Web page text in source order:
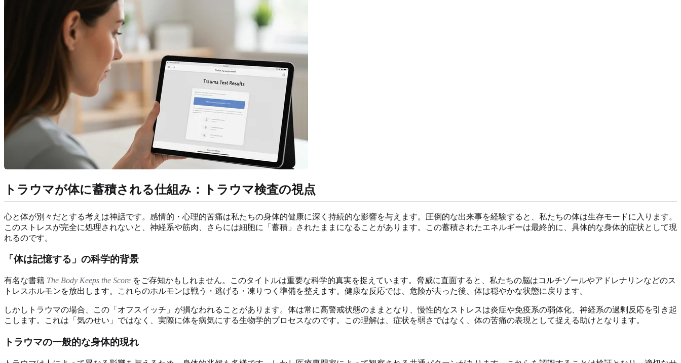
トラウマが体に蓄積される仕組み：トラウマ検査の視点
心と体が別々だとする考えは神話です。感情的・心理的苦痛は私たちの身体的健康に深く持続的な影響を与えます。圧倒的な出来事を経験すると、私たちの体は生存モードに入ります。
このストレスが完全に処理されないと、神経系や筋肉、さらには細胞に「蓄積」されたままになることがあります。この蓄積されたエネルギーは最終的に、具体的な身体的症状として現
れるのです。
「体は記憶する」の科学的背景
有名な書籍 The Body Keeps the Score をご存知かもしれません。このタイトルは重要な科学的真実を捉えています。脅威に直面すると、私たちの脳はコルチゾールやアドレナリンなどのス
トレスホルモンを放出します。これらのホルモンは戦う・逃げる・凍りつく準備を整えます。健康な反応では、危険が去った後、体は穏やかな状態に戻ります。
しかしトラウマの場合、この「オフスイッチ」が損なわれることがあります。体は常に高警戒状態のままとなり、慢性的なストレスは炎症や免疫系の弱体化、神経系の過剰反応を引き起
こします。これは「気のせい」ではなく、実際に体を病気にする生物学的プロセスなのです。この理解は、症状を弱さではなく、体の苦痛の表現として捉える助けとなります。
トラウマの一般的な身体的現れ